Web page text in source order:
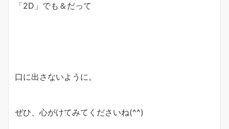
「2D」でも＆だって
口に出さないように。
ぜひ、心がけてみてくださいね(^^)